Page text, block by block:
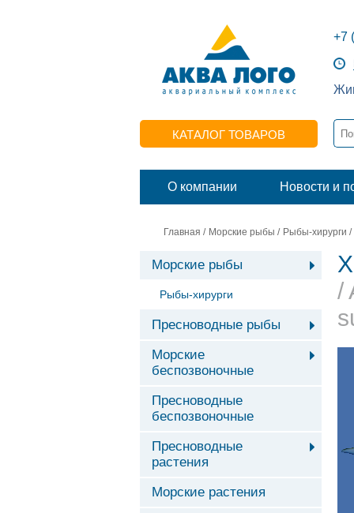
+7
КАТАЛОГ ТОВАРОВ
О компании Новости и
Главная / Морские рыбы / Рыбы-хирурги /
Морские рыбы
Рыбы-хирурги
Пресноводные рыбы
Морские
беспозвоночные
Пресноводные
беспозвоночные
Пресноводные
растения
Морские растения
/